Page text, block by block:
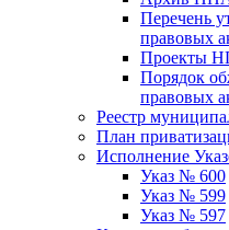
Перечень
правовых
Проекты
Порядок
правовых
Реестр
План
Исполнение
Указ № 600
Указ № 599
Указ № 597